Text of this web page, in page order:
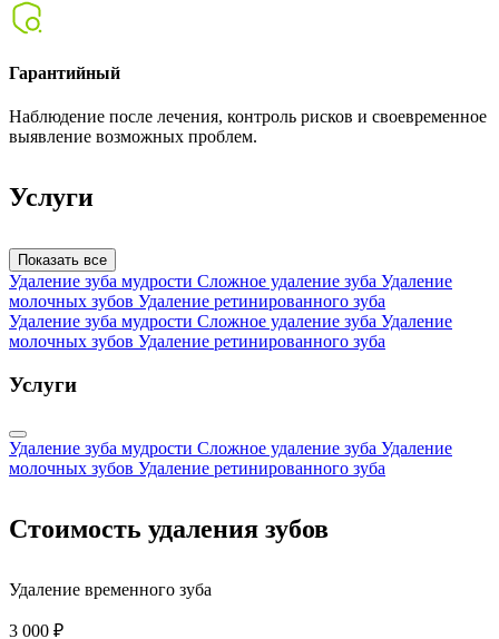
Гарантийный
Наблюдение после лечения, контроль рисков и своевременное
выявление возможных проблем.
Услуги
Показать все
Удаление зуба мудрости Сложное удаление зуба Удаление
молочных зубов Удаление ретинированного зуба
Удаление зуба мудрости Сложное удаление зуба Удаление
молочных зубов Удаление ретинированного зуба
Услуги
Удаление зуба мудрости Сложное удаление зуба Удаление
молочных зубов Удаление ретинированного зуба
Стоимость удаления зубов
Удаление временного зуба
3 000 ₽